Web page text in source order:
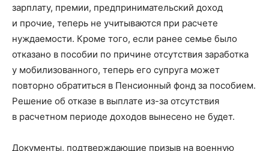
зарплату, премии, предпринимательский доход
и прочие, теперь не учитываются при расчете
нуждаемости. Кроме того, если ранее семье было
отказано в пособии по причине отсутствия заработка
у мобилизованного, теперь его супруга может
повторно обратиться в Пенсионный фонд за пособием.
Решение об отказе в выплате из-за отсутствия
в расчетном периоде доходов вынесено не будет.
Документы, подтверждающие призыв на военную